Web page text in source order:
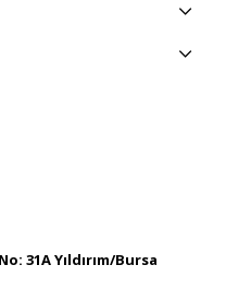
31A Yıldırım/Bursa